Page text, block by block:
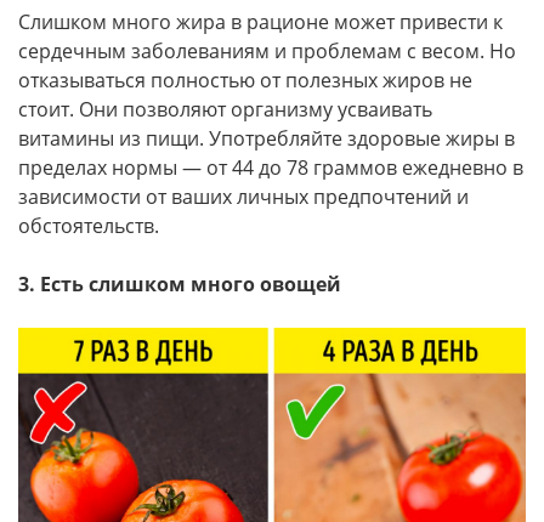
Слишком много жира в рационе может привести к
сердечным заболеваниям и проблемам с весом. Но
отказываться полностью от полезных жиров не
стоит. Они позволяют организму усваивать
витамины из пищи. Употребляйте здоровые жиры в
пределах нормы — от 44 до 78 граммов ежедневно в
зависимости от ваших личных предпочтений и
обстоятельств.
3. Есть слишком много овощей